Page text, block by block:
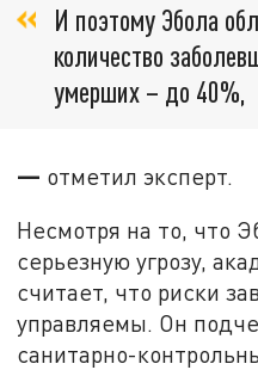
И поэтому Эбола
количество
умерших – до 40%,
— отметил эксперт.
Несмотря на то, что
серьезную угрозу,
считает, что риски
управляемы. Он
санитарно-